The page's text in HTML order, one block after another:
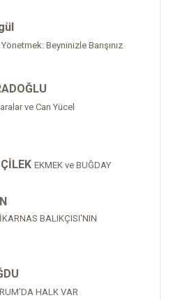
Beyninizle Barışınız
ve Can Yücel
EKMEK ve BUĞDAY
BALIKÇISI'NIN
HALK VAR